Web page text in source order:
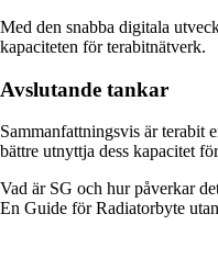
Med den snabba digitala
kapaciteten för terabitnätverk.
Avslutande tankar
Sammanfattningsvis är terabit
bättre utnyttja dess kapacitet
Vad är SG och hur påverkar
En Guide för Radiatorbyte